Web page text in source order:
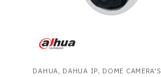
DAHUA, DAHUA IP, DOME CAMERA'S